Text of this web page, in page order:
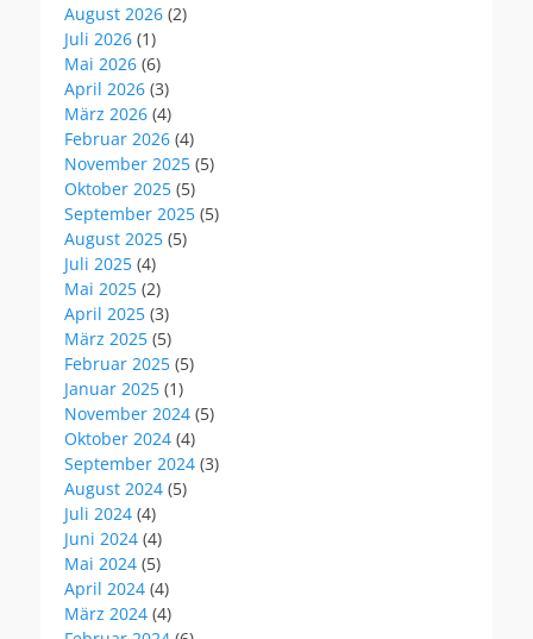
August 2026 (2)
Juli 2026 (1)
Mai 2026 (6)
April 2026 (3)
März 2026 (4)
Februar 2026 (4)
November 2025 (5)
Oktober 2025 (5)
September 2025 (5)
August 2025 (5)
Juli 2025 (4)
Mai 2025 (2)
April 2025 (3)
März 2025 (5)
Februar 2025 (5)
Januar 2025 (1)
November 2024 (5)
Oktober 2024 (4)
September 2024 (3)
August 2024 (5)
Juli 2024 (4)
Juni 2024 (4)
Mai 2024 (5)
April 2024 (4)
März 2024 (4)